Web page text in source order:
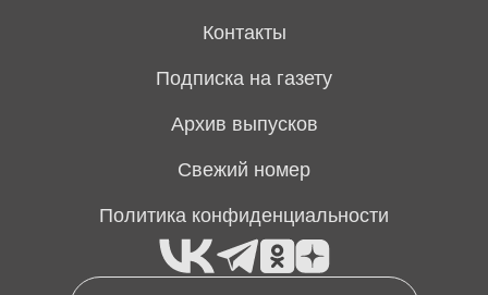
Контакты
Подписка на газету
Архив выпусков
Свежий номер
Политика конфиденциальности